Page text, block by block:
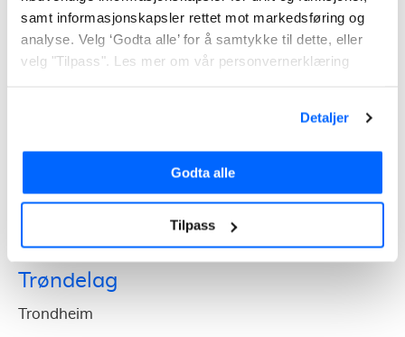
samt informasjonskapsler rettet mot markedsføring og
analyse. Velg ‘Godta alle’ for å samtykke til dette, eller
velg "Tilpass". Les mer om vår personvernerklæring
Detaljer
Godta alle
Tilpass
Vadsø
Trøndelag
Trondheim